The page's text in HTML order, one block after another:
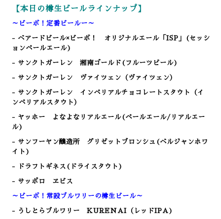
【本日の樽生ビールラインナップ】
～ビーボ！定番ビールー～
- ベアードビール×ビーボ！ オリジナルエール「ISP」(セッシ
ョンペールエール)
- サンクトガーレン 湘南ゴールド(フルーツビール)
- サンクトガーレン ヴァイツェン（ヴァイツェン）
- サンクトガーレン インペリアルチョコレートスタウト（イ
ンペリアルスタウト）
- ヤッホー よなよなリアルエール(ペールエール/リアルエー
ル)
- サンフーヤン醸造所 グリゼットブロンシュ(ベルジャンホワ
イト)
- ドラフトギネス(ドライスタウト)
- サッポロ ヱビス
～ビーボ！常設ブルワリーの樽生ビール～
- うしとらブルワリー KURENAI（レッドIPA)